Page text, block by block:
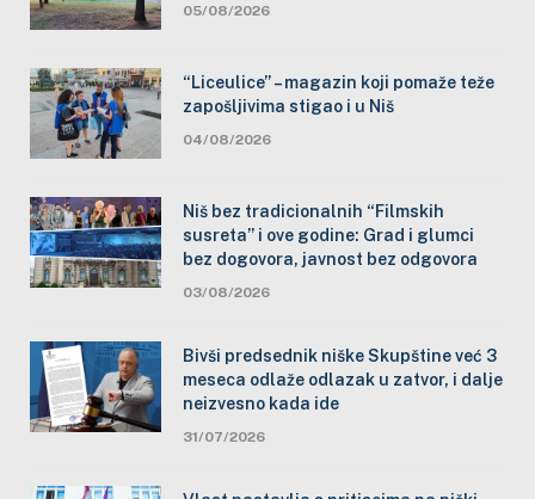
05/08/2026
“Liceulice” – magazin koji pomaže teže
zapošljivima stigao i u Niš
04/08/2026
Niš bez tradicionalnih “Filmskih
susreta” i ove godine: Grad i glumci
bez dogovora, javnost bez odgovora
03/08/2026
Bivši predsednik niške Skupštine već 3
meseca odlaže odlazak u zatvor, i dalje
neizvesno kada ide
31/07/2026